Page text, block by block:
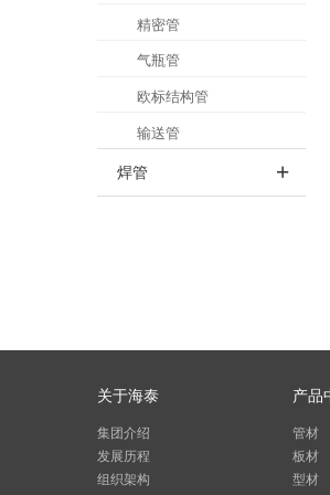
精密管
气瓶管
欧标结构管
输送管
焊管
关于海泰
集团介绍
发展历程
组织架构
产品
管材
板材
型材